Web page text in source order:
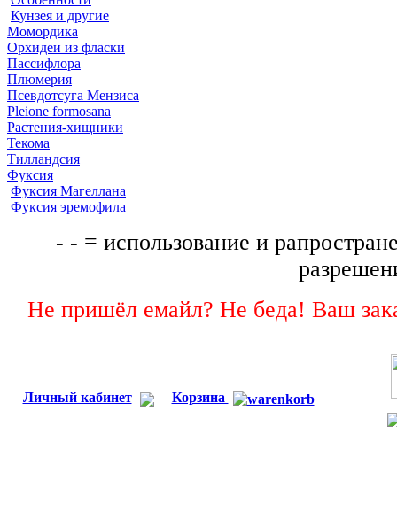
Кунзея и другие
Момордика
Орхидеи из фласки
Пассифлора
Плюмерия
Псевдотсуга Мензиса
Pleione formosana
Растения-хищники
Текома
Тилландсия
Фуксия
Фуксия Магеллана
Фуксия эремофила
- - = использование и
Не пришёл емайл? Не беда! Ваш
Личный кабинет Корзина